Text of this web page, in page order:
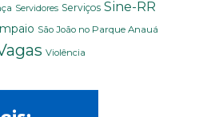
Servidores Serviços Sine-RR
São João no Parque Anauá
Violência